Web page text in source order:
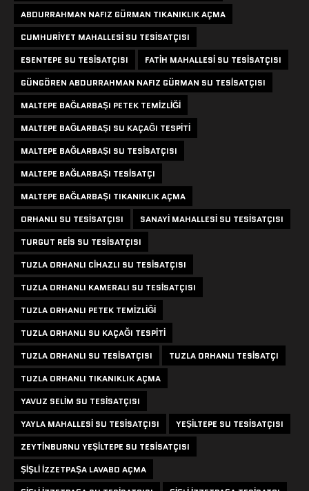
ABDURRAHMAN NAFIZ GÜRMAN TIKANIKLIK AÇMA
CUMHURIYET MAHALLESI SU TESISATÇISI
ESENTEPE SU TESISATÇISI
FATIH MAHALLESI SU TESISATÇISI
GÜNGÖREN ABDURRAHMAN NAFIZ GÜRMAN SU TESISATÇISI
MALTEPE BAĞLARBAŞI PETEK TEMIZLIĞI
MALTEPE BAĞLARBAŞI SU KAÇAĞI TESPITI
MALTEPE BAĞLARBAŞI SU TESISATÇISI
MALTEPE BAĞLARBAŞI TESISATÇI
MALTEPE BAĞLARBAŞI TIKANIKLIK AÇMA
ORHANLI SU TESISATÇISI
SANAYI MAHALLESI SU TESISATÇISI
TURGUT REIS SU TESISATÇISI
TUZLA ORHANLI CIHAZLI SU TESISATÇISI
TUZLA ORHANLI KAMERALI SU TESISATÇISI
TUZLA ORHANLI PETEK TEMIZLIĞI
TUZLA ORHANLI SU KAÇAĞI TESPITI
TUZLA ORHANLI SU TESISATÇISI
TUZLA ORHANLI TESISATÇI
TUZLA ORHANLI TIKANIKLIK AÇMA
YAVUZ SELIM SU TESISATÇISI
YAYLA MAHALLESI SU TESISATÇISI
YEŞILTEPE SU TESISATÇISI
ZEYTINBURNU YEŞILTEPE SU TESISATÇISI
ŞIŞLI IZZETPAŞA LAVABO AÇMA